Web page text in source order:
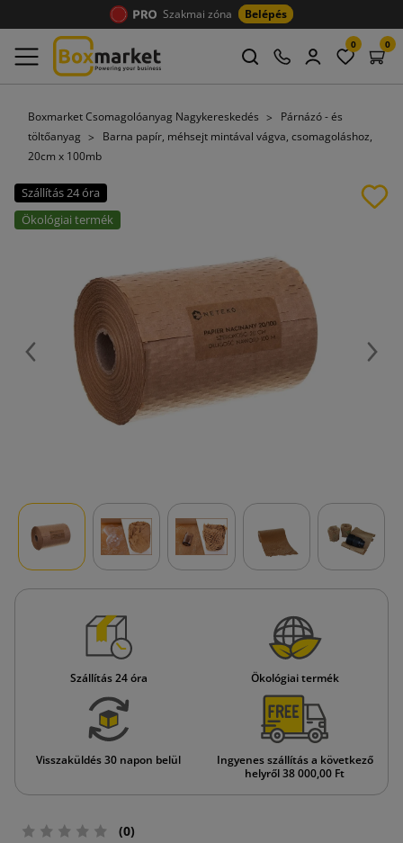
Szakmai zóna Belépés
0 0
Boxmarket Csomagolóanyag Nagykereskedés
Párnázó - és
töltőanyag
Barna papír, méhsejt mintával vágva, csomagoláshoz,
20cm x 100mb
Szállítás 24 óra
Ökológiai termék
Előző
Szállítás 24 óra Ökológiai termék
Visszaküldés 30 napon belül
Ingyenes szállítás a következő
helyről 38 000,00 Ft
(0)